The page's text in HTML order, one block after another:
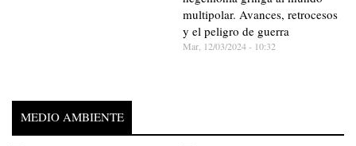
multipolar. Avances, retrocesos
y el peligro de guerra
Mar, 12/03/2024 - 10:32
MEDIO AMBIENTE